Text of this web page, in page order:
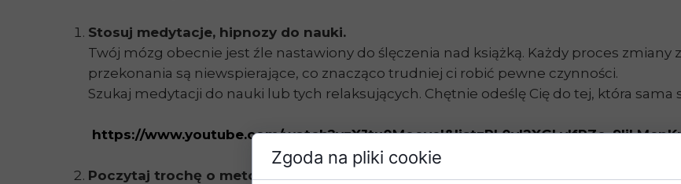
Stosuj medytacje, hipnozy do nauki.
Twój mózg obecnie jest źle nastawiony do ślęczenia nad książką. Każdy proces zmiany
przekonania są niewspierające, co znacząco trudniej ci robić pewne czynności.
Szukaj medytacji do nauki lub tych relaksujących. Chętnie odeślę Cię do tej, która sama
https://www.youtube.com/
Poczytaj trochę o metodach uczenia się.Każdy z nas potrzebuje tak naprawdę
Zgoda na pliki cookie